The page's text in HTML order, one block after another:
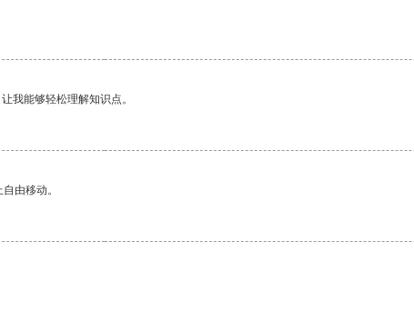
我能够轻松理解知识点。
由移动。